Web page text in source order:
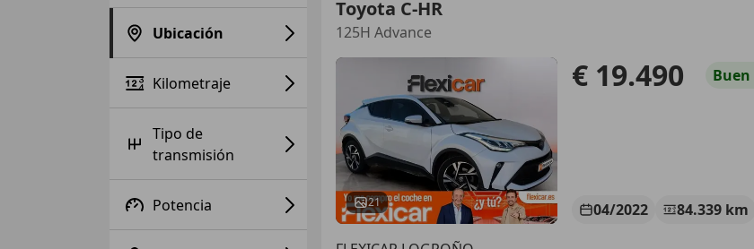
Ubicación
Kilometraje
Tipo de
transmisión
Potencia
Toyota C-HR
125H Advance
21
€ 19.490 Buen
04/2022 84.339 km